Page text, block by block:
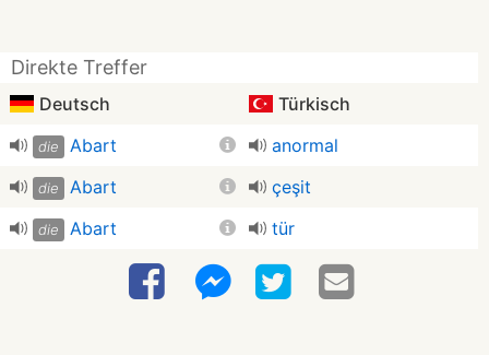
Direkte Treffer
Deutsch Türkisch
die Abart anormal
die Abart çeşit
die Abart tür